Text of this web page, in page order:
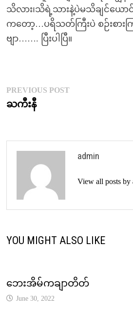
သိလား၊သိရဲ့သားနဲ့ပဲမသိချင်ယော
ကတော့…ပရိသတ်ကြီးပဲ စဉ်းစား
ဗျာ……. ပြီးပါပြီ။
Post
navigation
PREVIOUS POSTPrevious
ႀကီးနီ
admin
View all posts
YOU MIGHT ALSO LIKE
ဘေးအိမ်ကချာတိတ်
June 30, 2022